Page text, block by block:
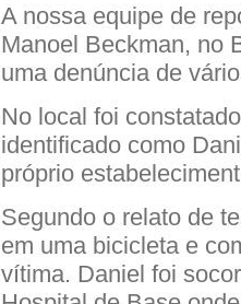
A nossa equipe de
Manoel Beckman, no
uma denúncia de
No local foi
identificado como
próprio
Segundo o relato de
em uma bicicleta e
vítima. Daniel foi